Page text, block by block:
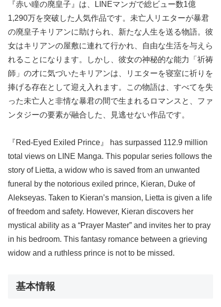
『赤い瞳の廃皇子』は、LINEマンガで総ビュー数1億
1,290万を突破した人気作品です。未亡人リエターが暴君
の廃皇子キリアンに助けられ、新たな人生を送る物語。彼
女はキリアンの屋敷に連れて行かれ、自由な生活を与えら
れることになります。しかし、彼女の神秘的な能力「祈祷
師」の才に気づいたキリアンは、リエターを寝室に祈りを
捧げる存在として迎え入れます。この物語は、すべてを失
った未亡人と非情な暴君の間で生まれるロマンスと、ファ
ンタジーの要素が融合した、見逃せない作品です。
『Red-Eyed Exiled Prince』 has surpassed 112.9 million
total views on LINE Manga. This popular series follows the
story of Lietta, a widow who is saved from an unwanted
funeral by the notorious exiled prince, Kieran, Duke of
Alekseyas. Taken to Kieran’s mansion, Lietta is given a life
of freedom and safety. However, Kieran discovers her
mystical ability as a “Prayer Master” and invites her to pray
in his bedroom. This fantasy romance between a grieving
widow and a ruthless prince is not to be missed.
基本情報